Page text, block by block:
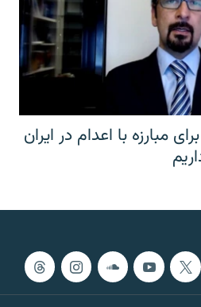
مبارزه با اعدام در ایران